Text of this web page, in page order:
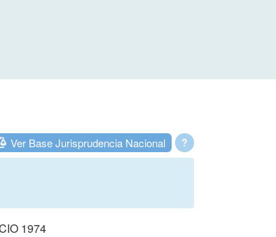
?
Ver Base Jurisprudencia Nacional
1974